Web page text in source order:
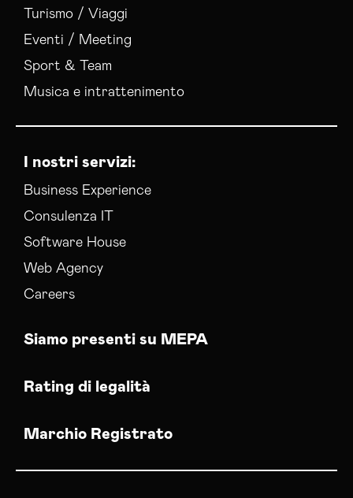
Turismo / Viaggi
Eventi / Meeting
Sport & Team
Musica e intrattenimento
I nostri servizi:
Business Experience
Consulenza IT
Software House
Web Agency
Careers
Siamo presenti su MEPA
Rating di legalità
Marchio Registrato